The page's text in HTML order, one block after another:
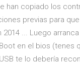
han copiado los
previas para
... Luego
en el bios
te lo debería